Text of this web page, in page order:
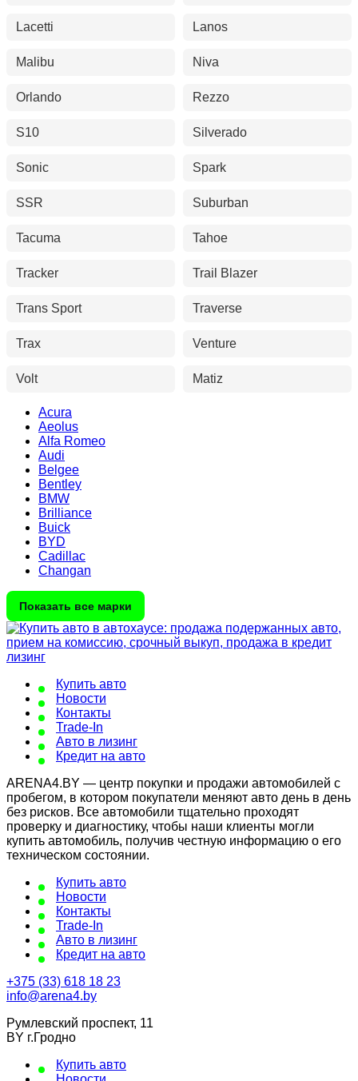
Lacetti Lanos
Malibu Niva
Orlando Rezzo
S10 Silverado
Sonic Spark
SSR Suburban
Tacuma Tahoe
Tracker Trail Blazer
Trans Sport Traverse
Trax Venture
Volt Matiz
Acura
Aeolus
Alfa Romeo
Audi
Belgee
Bentley
BMW
Brilliance
Buick
BYD
Cadillac
Changan
Показать все марки
Купить авто
Новости
Контакты
Trade-In
Авто в лизинг
Кредит на авто
ARENA4.BY — центр покупки и продажи автомобилей с
пробегом, в котором покупатели меняют авто день в день
без рисков. Все автомобили тщательно проходят
проверку и диагностику, чтобы наши клиенты могли
купить автомобиль, получив честную информацию о его
техническом состоянии.
Купить авто
Новости
Контакты
Trade-In
Авто в лизинг
Кредит на авто
+375 (33) 618 18 23
info@arena4.by
Румлевский проспект, 11
BY г.Гродно
Купить авто